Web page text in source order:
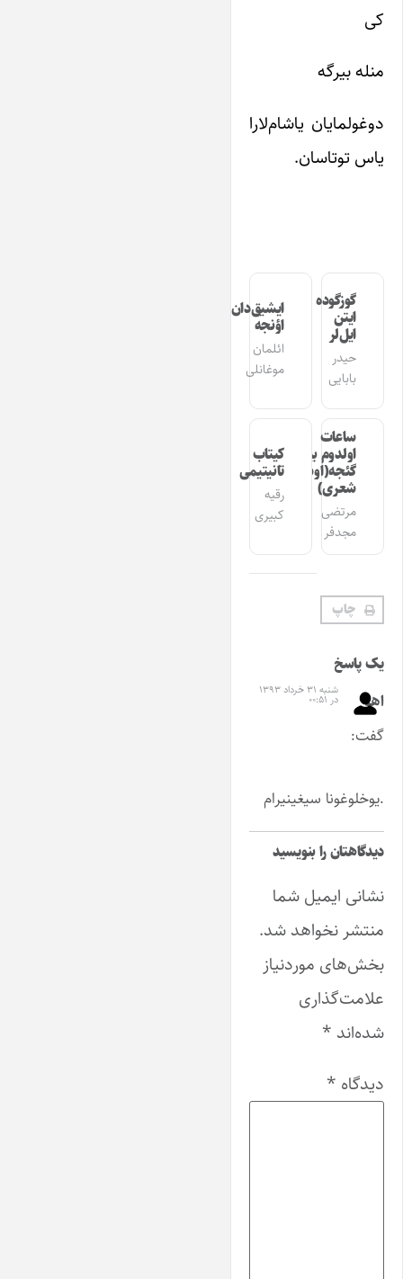
کی
منله بیرگه
دوغولمایان یاشام‌لارا
یاس توتاسان.
گوزگوده
ایتن
ایل‌لر
حیدر
بابایی
ایشیق‌دان
اؤنجه
ائلمان
موغانلی
ساعات
اولدوم بیر
گئجه(اوشاق
شعری)
مرتضی
مجدفر
کیتاب
تانیتیمی
رقیه
کبیری
چاپ
یک پاسخ
اهو
گفت:
شنبه ۳۱ خرداد ۱۳۹۳
در ۰۰:۵۱
.یوخلوغونا سیغینیرام
دیدگاهتان را بنویسید
نشانی ایمیل شما
منتشر نخواهد شد.
بخش‌های موردنیاز
علامت‌گذاری
شده‌اند *
دیدگاه *